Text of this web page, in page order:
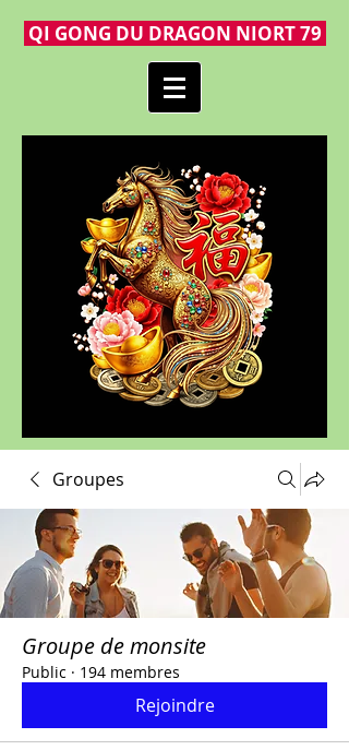
QI GONG DU DRAGON NIORT 79
Groupes
Groupe de monsite
Public · 194 membres
Rejoindre